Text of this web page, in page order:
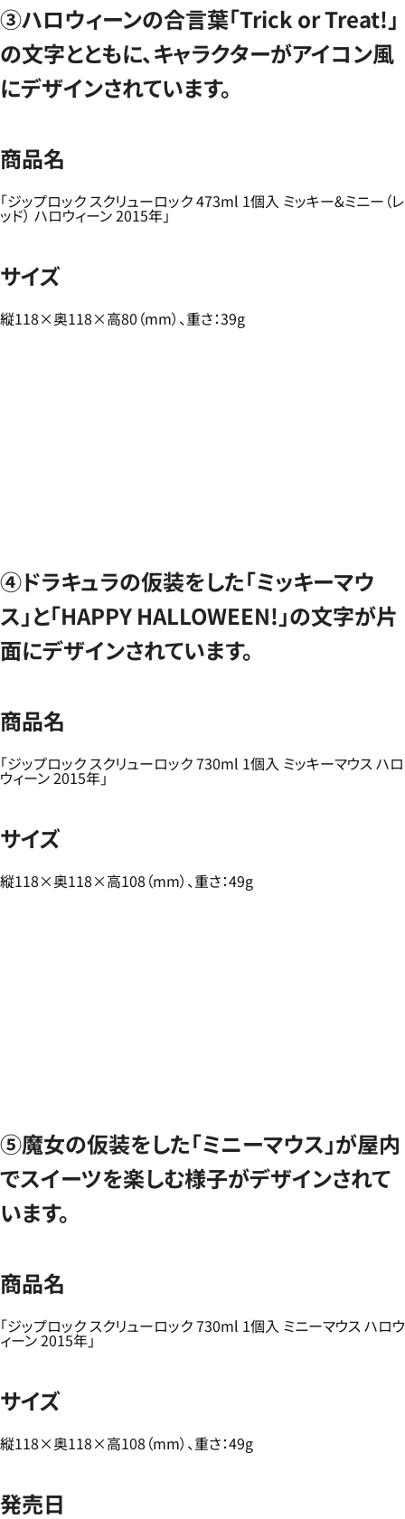
③ハロウィーンの合言葉「Trick or Treat!」
の文字とともに、キャラクターがアイコン風
にデザインされています。
商品名
「ジップロック スクリューロック 473ml 1個入 ミッキー&ミニー（レ
ッド） ハロウィーン 2015年」
サイズ
縦118×奥118×高80（mm）、重さ：39g
④ドラキュラの仮装をした「ミッキーマウ
ス」と「HAPPY HALLOWEEN!」の文字が片
面にデザインされています。
商品名
「ジップロック スクリューロック 730ml 1個入 ミッキーマウス ハロ
ウィーン 2015年」
サイズ
縦118×奥118×高108（mm）、重さ：49g
⑤魔女の仮装をした「ミニーマウス」が屋内
でスイーツを楽しむ様子がデザインされて
います。
商品名
「ジップロック スクリューロック 730ml 1個入 ミニーマウス ハロウ
ィーン 2015年」
サイズ
縦118×奥118×高108（mm）、重さ：49g
発売日